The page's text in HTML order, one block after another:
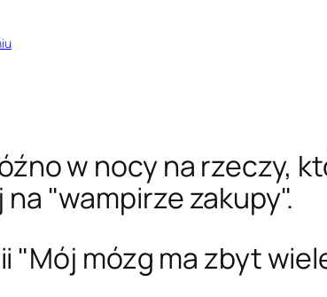
w nocy na rzeczy,
"wampirze zakupy".
"Mój mózg ma zbyt